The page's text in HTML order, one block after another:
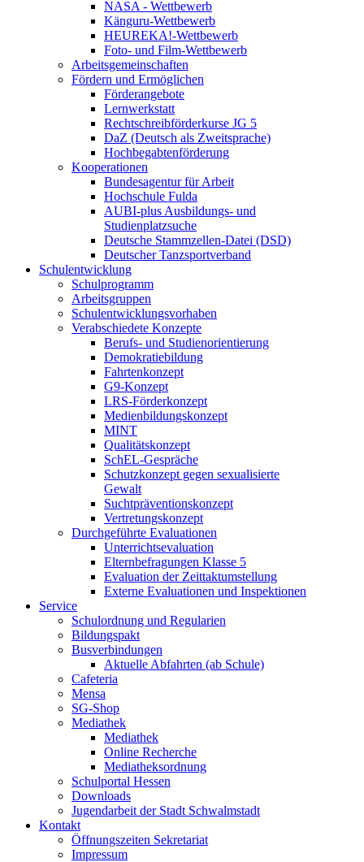
NASA - Wettbewerb
Känguru-Wettbewerb
HEUREKA!-Wettbewerb
Foto- und Film-Wettbewerb
Arbeitsgemeinschaften
Fördern und Ermöglichen
Förderangebote
Lernwerkstatt
Rechtschreibförderkurse JG 5
DaZ (Deutsch als Zweitsprache)
Hochbegabtenförderung
Kooperationen
Bundesagentur für Arbeit
Hochschule Fulda
AUBI-plus Ausbildungs- und
Studienplatzsuche
Deutsche Stammzellen-Datei (DSD)
Deutscher Tanzsportverband
Schulentwicklung
Schulprogramm
Arbeitsgruppen
Schulentwicklungsvorhaben
Verabschiedete Konzepte
Berufs- und Studienorientierung
Demokratiebildung
Fahrtenkonzept
G9-Konzept
LRS-Förderkonzept
Medienbildungskonzept
MINT
Qualitätskonzept
SchEL-Gespräche
Schutzkonzept gegen sexualisierte
Gewalt
Suchtpräventionskonzept
Vertretungskonzept
Durchgeführte Evaluationen
Unterrichtsevaluation
Elternbefragungen Klasse 5
Evaluation der Zeittaktumstellung
Externe Evaluationen und Inspektionen
Service
Schulordnung und Regularien
Bildungspakt
Busverbindungen
Aktuelle Abfahrten (ab Schule)
Cafeteria
Mensa
SG-Shop
Mediathek
Mediathek
Online Recherche
Mediatheksordnung
Schulportal Hessen
Downloads
Jugendarbeit der Stadt Schwalmstadt
Kontakt
Öffnungszeiten Sekretariat
Impressum